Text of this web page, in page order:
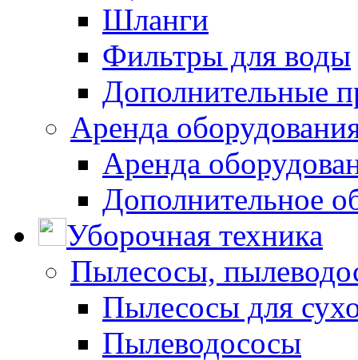
Шланги
Фильтры для воды
Дополнительные
Аренда
Аренда
Дополнительное
Уборочная техника
Пылесосы,
Пылесосы для
Пылеводососы